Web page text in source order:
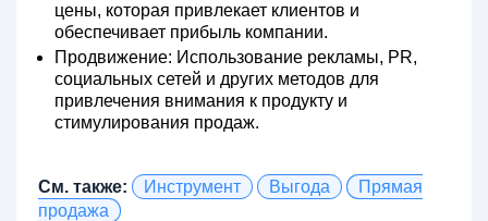
цены, которая привлекает клиентов и
обеспечивает прибыль компании.
Продвижение: Использование рекламы, PR,
социальных сетей и других методов для
привлечения внимания к продукту и
стимулирования продаж.
См. также: Инструмент Выгода
Прямая
продажа